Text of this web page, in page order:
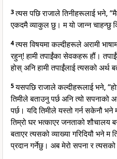
3त्यस पछि राजाले तिनीहरूलाई भने,
एकदमै व्याकुल छु। म यो जान्न चाहन्छु
4त्यस विषयमा कल्दीहरूले अरामी
रहुन्! हामी तपाईंका सेवकहरू हौं।
होस् अनि हामी तपाईंलाई त्यसको अर्थ
5यसपछि राजाले कल्दीहरूलाई भने,
तिमीले बताउनु पर्छ अनि त्यो सपनाको
पर्छ। यदि तिमीले यस्तो गर्न सकेनौ भने
तिम्रो घर भत्काएर जनताको शौचालय
बताएर त्यसको व्याख्या गरिदियौ भने
प्रदान गर्नेछु। अब मेरो सपना र त्यसको